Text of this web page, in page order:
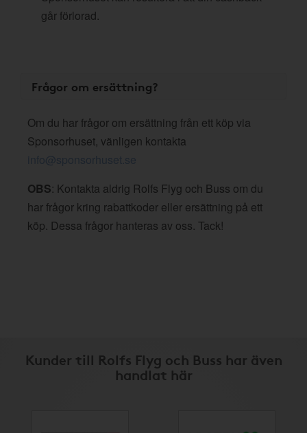
går förlorad.
Frågor om ersättning?
Om du har frågor om ersättning från ett köp via
Sponsorhuset, vänligen kontakta
info@sponsorhuset.se
OBS: Kontakta aldrig Rolfs Flyg och Buss om du
har frågor kring rabattkoder eller ersättning på ett
köp. Dessa frågor hanteras av oss. Tack!
Kunder till Rolfs Flyg och Buss har även
handlat här